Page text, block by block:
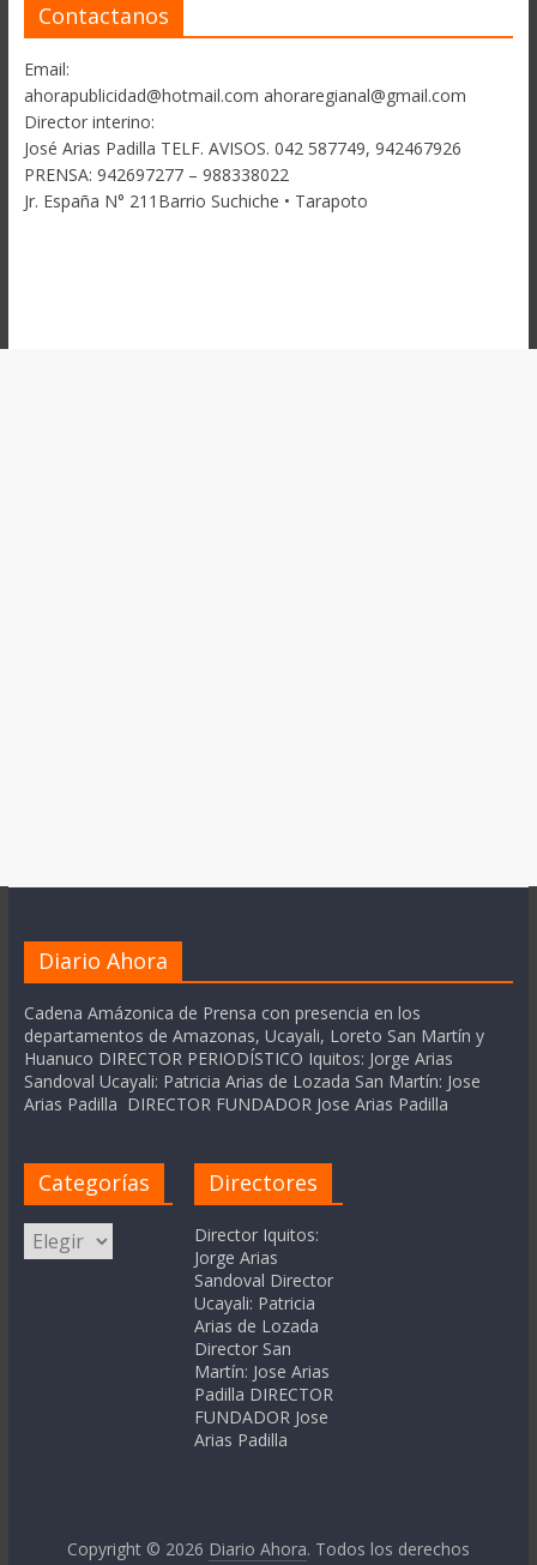
Contactanos
Email:
ahorapublicidad@hotmail.com ahoraregianal@gmail.com
Director interino:
José Arias Padilla TELF. AVISOS. 042 587749, 942467926
PRENSA: 942697277 – 988338022
Jr. España N° 211Barrio Suchiche • Tarapoto
Diario Ahora
Cadena Amázonica de Prensa con presencia en los
departamentos de Amazonas, Ucayali, Loreto San Martín y
Huanuco DIRECTOR PERIODÍSTICO Iquitos: Jorge Arias
Sandoval Ucayali: Patricia Arias de Lozada San Martín: Jose
Arias Padilla DIRECTOR FUNDADOR Jose Arias Padilla
Categorías
Categorías
Directores
Director Iquitos:
Jorge Arias
Sandoval Director
Ucayali: Patricia
Arias de Lozada
Director San
Martín: Jose Arias
Padilla DIRECTOR
FUNDADOR Jose
Arias Padilla
Copyright © 2026 Diario Ahora. Todos los derechos